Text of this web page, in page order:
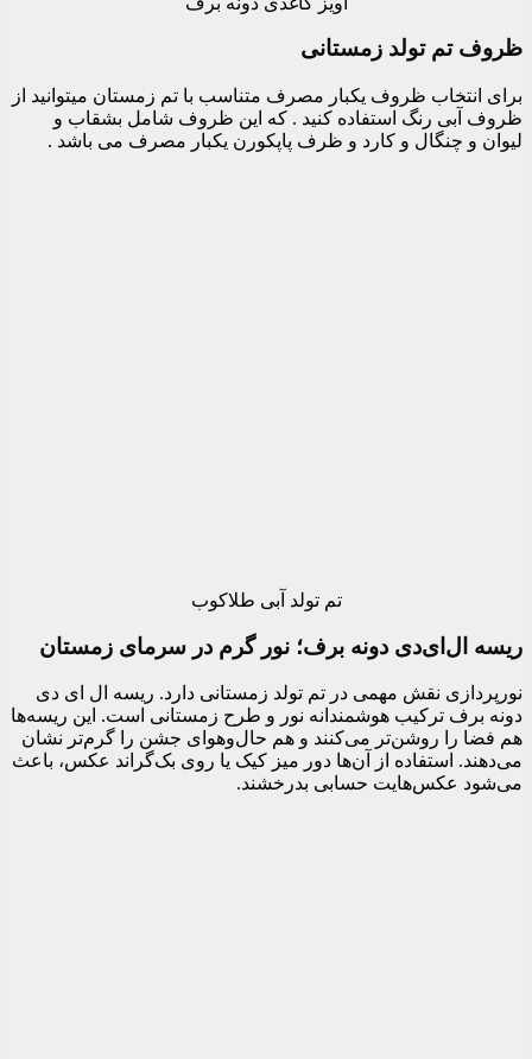
ظروف تم تولد زمستانی
برای انتخاب ظروف یکبار مصرف متناسب با تم زمستان میتوانید از
ظروف آبی رنگ استفاده کنید . که این ظروف شامل بشقاب و
لیوان و چنگال و کارد و ظرف پاپکورن یکبار مصرف می باشد .
تم تولد آبی طلاکوب
ریسه ال‌ای‌دی دونه برف؛ نور گرم در سرمای زمستان
نورپردازی نقش مهمی در تم تولد زمستانی دارد. ریسه ال ای دی
دونه برف ترکیب هوشمندانه نور و طرح زمستانی است. این ریسه‌ها
هم فضا را روشن‌تر می‌کنند و هم حال‌وهوای جشن را گرم‌تر نشان
می‌دهند. استفاده از آن‌ها دور میز کیک یا روی بک‌گراند عکس، باعث
می‌شود عکس‌هایت حسابی بدرخشند.